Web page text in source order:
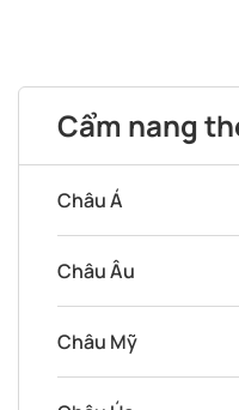
Cẩm nang
Châu Á
Châu Âu
Châu Mỹ